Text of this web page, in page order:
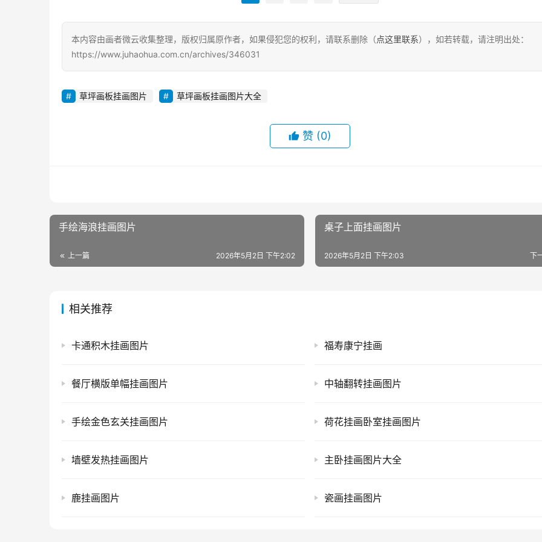
本内容由画者微云收集整理，版权归属原作者，如果侵犯您的权利，请联系删除（点这里联系），如若转载，请注明出处：
https://www.juhaohua.com.cn/archives/346031
草坪画板挂画图片 草坪画板挂画图片大全
赞 (0)
手绘海浪挂画图片
上一篇 2026年5月2日 下午2:02
桌子上面挂画图片
下
2026年5月2日 下午2:03
相关推荐
卡通积木挂画图片 福寿康宁挂画
餐厅横版单幅挂画图片 中轴翻转挂画图片
手绘金色玄关挂画图片 荷花挂画卧室挂画图片
墙壁发热挂画图片 主卧挂画图片大全
鹿挂画图片 瓷画挂画图片